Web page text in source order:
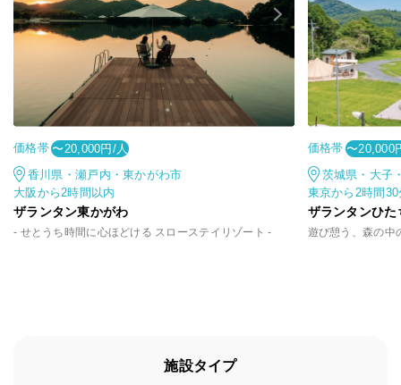
価格帯 〜20,000円/人
香川県・瀬戸内・東かがわ市
大阪から2時間以内
ザランタン東かがわ
- せとうち時間に心ほどける スローステイリゾート -
価格帯 〜20,000
茨城県・大子
東京から2時間
ザランタンひ
施設タイプ